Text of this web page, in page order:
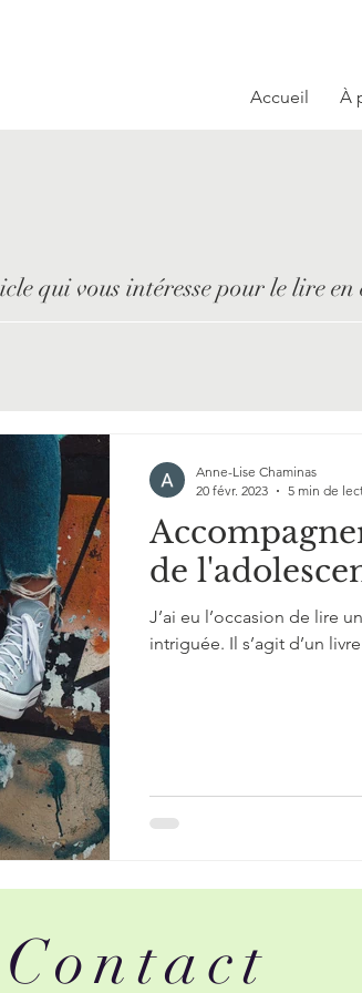
Accueil À
qui vous intéresse pour le lire en
de
J’ai eu l’occasion de lire
intriguée. Il s’agit d’un
Anne-Lise Chaminas
20 févr. 2023
5 min de
Contact